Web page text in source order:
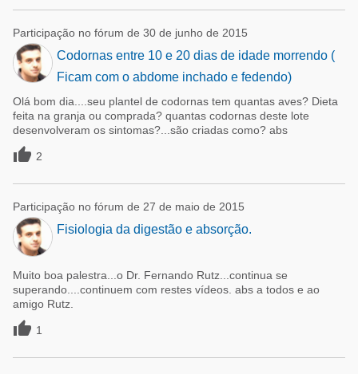
Participação no fórum de 30 de junho de 2015
Codornas entre 10 e 20 dias de idade morrendo (
Ficam com o abdome inchado e fedendo)
Olá bom dia....seu plantel de codornas tem quantas aves? Dieta
feita na granja ou comprada? quantas codornas deste lote
desenvolveram os sintomas?...são criadas como? abs
 2
Participação no fórum de 27 de maio de 2015
Fisiologia da digestão e absorção.
Muito boa palestra...o Dr. Fernando Rutz...continua se
superando....continuem com restes vídeos. abs a todos e ao
amigo Rutz.
 1